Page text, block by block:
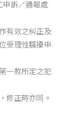
申訴／通報處
有效之糾正及
受理性騷擾申
一款所定之犯
修正時亦同。